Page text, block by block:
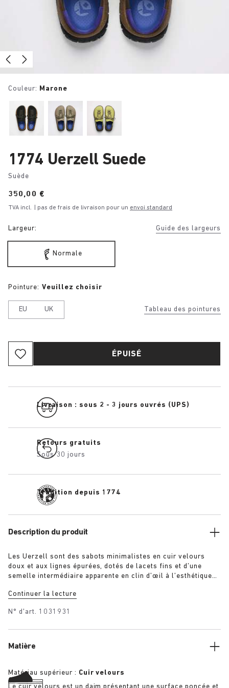
Couleur: Marone
1774 Uerzell Suede
Suède
Price:
350,00 €
TVA incl. | pas de frais de livraison pour un envoi standard
Largeur: Guide des largeurs
Normale
Tableau des pointures
Pointure: Veuillez choisir
EU UK
ÉPUISÉ
Livraison : sous 2 - 3 jours ouvrés (UPS)
Retours gratuits
Sous 30 jours
Tradition depuis 1774
Description du produit
Les Uerzell sont des sabots minimalistes en cuir velours
doux et aux lignes épurées, dotés de lacets fins et d’une
semelle intermédiaire apparente en clin d’œil à l’esthétique
sculpturaux et discrets, ils sont disponibles dans des coloris
se démarque en toute subtilité.
Continuer la lecture
N° d'art. 1031931
Matière
Matériau supérieur : Cuir velours